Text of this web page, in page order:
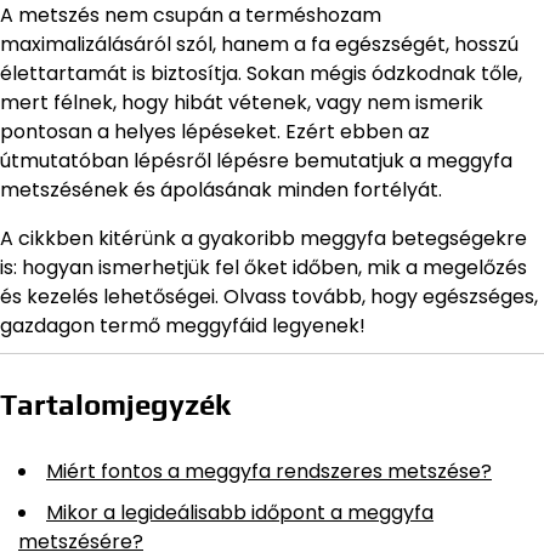
A metszés nem csupán a terméshozam
maximalizálásáról szól, hanem a fa egészségét, hosszú
élettartamát is biztosítja. Sokan mégis ódzkodnak tőle,
mert félnek, hogy hibát vétenek, vagy nem ismerik
pontosan a helyes lépéseket. Ezért ebben az
útmutatóban lépésről lépésre bemutatjuk a meggyfa
metszésének és ápolásának minden fortélyát.
A cikkben kitérünk a gyakoribb meggyfa betegségekre
is: hogyan ismerhetjük fel őket időben, mik a megelőzés
és kezelés lehetőségei. Olvass tovább, hogy egészséges,
gazdagon termő meggyfáid legyenek!
Tartalomjegyzék
Miért fontos a meggyfa rendszeres metszése?
Mikor a legideálisabb időpont a meggyfa
metszésére?